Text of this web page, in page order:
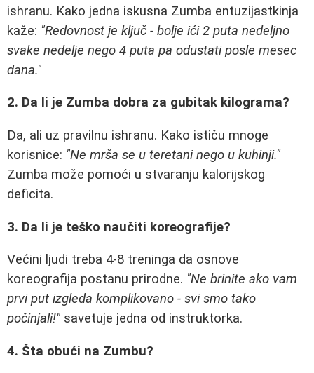
ishranu. Kako jedna iskusna Zumba entuzijastkinja
kaže: "Redovnost je ključ - bolje ići 2 puta nedeljno
svake nedelje nego 4 puta pa odustati posle mesec
dana."
2. Da li je Zumba dobra za gubitak kilograma?
Da, ali uz pravilnu ishranu. Kako ističu mnoge
korisnice: "Ne mrša se u teretani nego u kuhinji."
Zumba može pomoći u stvaranju kalorijskog
deficita.
3. Da li je teško naučiti koreografije?
Većini ljudi treba 4-8 treninga da osnove
koreografija postanu prirodne. "Ne brinite ako vam
prvi put izgleda komplikovano - svi smo tako
počinjali!" savetuje jedna od instruktorka.
4. Šta obući na Zumbu?